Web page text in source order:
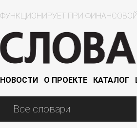
ФУНКЦИОНИРУЕТ ПРИ
НОВОСТИ О ПРОЕКТЕ КАТАЛОГ